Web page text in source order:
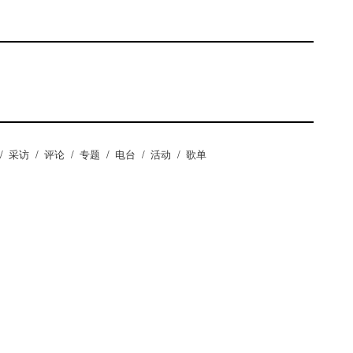
/ 采访 / 评论 / 专题 / 电台 / 活动 / 歌单